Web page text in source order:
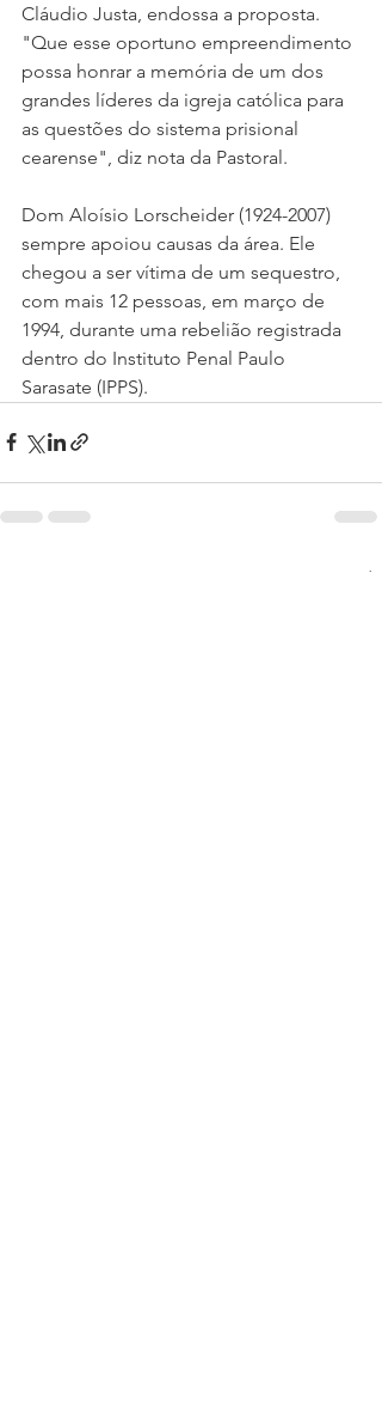
Cláudio Justa, endossa a proposta.
"Que esse oportuno empreendimento
possa honrar a memória de um dos
grandes líderes da igreja católica para
as questões do sistema prisional
cearense", diz nota da Pastoral.
Dom Aloísio Lorscheider (1924-2007)
sempre apoiou causas da área. Ele
chegou a ser vítima de um sequestro,
com mais 12 pessoas, em março de
1994, durante uma rebelião registrada
dentro do Instituto Penal Paulo
Sarasate (IPPS).
Ver tudo